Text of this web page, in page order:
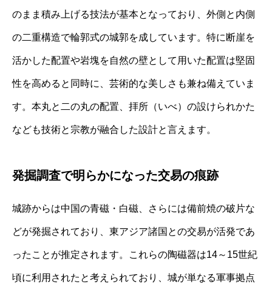
のまま積み上げる技法が基本となっており、外側と内側
の二重構造で輪郭式の城郭を成しています。特に断崖を
活かした配置や岩塊を自然の壁として用いた配置は堅固
性を高めると同時に、芸術的な美しさも兼ね備えていま
す。本丸と二の丸の配置、拝所（いべ）の設けられかた
なども技術と宗教が融合した設計と言えます。
発掘調査で明らかになった交易の痕跡
城跡からは中国の青磁・白磁、さらには備前焼の破片な
どが発掘されており、東アジア諸国との交易が活発であ
ったことが推定されます。これらの陶磁器は14～15世紀
頃に利用されたと考えられており、城が単なる軍事拠点